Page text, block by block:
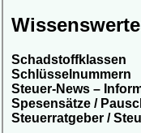
Schadstoffklassen
Schlüsselnummern
Steuer-News –
Spesensätze /
Steuerratgeber /